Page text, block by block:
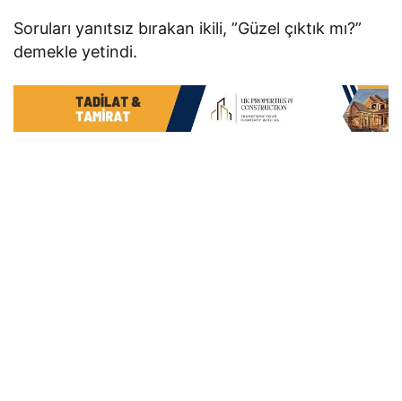
Soruları yanıtsız bırakan ikili, ”Güzel çıktık mı?”
demekle yetindi.